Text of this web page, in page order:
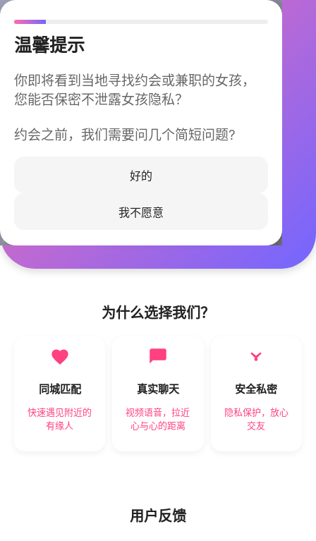
温馨提示
你即将看到当地寻找约会或兼职的女孩，
您能否保密不泄露女孩隐私？
约会之前，我们需要问几个简短问题?
好的
我不愿意
今晚不再孤单
同城快速匹配，马上认识身边的TA
立即下载
为什么选择我们？
同城匹配
快速遇见附近的
有缘人
真实聊天
视频语音，拉近
心与心的距离
安全私密
隐私保护，放心
交友
用户反馈